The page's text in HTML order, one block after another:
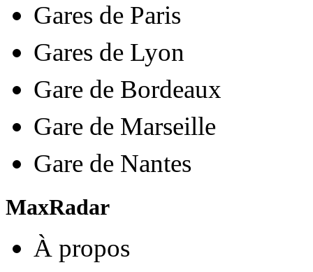
Gares de Paris
Gares de Lyon
Gare de Bordeaux
Gare de Marseille
Gare de Nantes
MaxRadar
À propos